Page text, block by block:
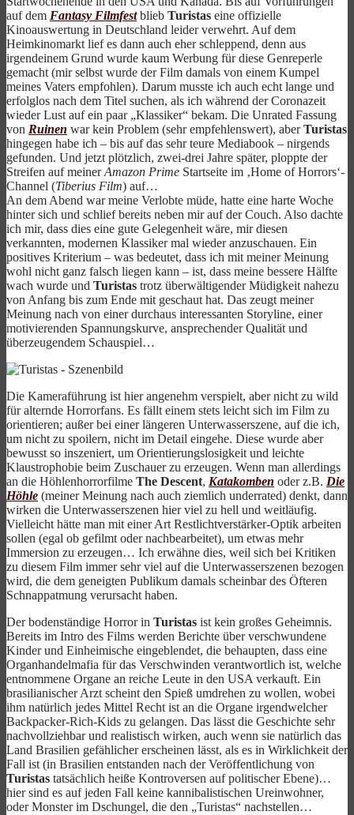
auf dem Fantasy Filmfestblieb Turistas eine offizielle
Kinoauswertung in Deutschland leider verwehrt. Auf dem
Heimkinomarkt lief es dann auch eher schleppend, denn aus
irgendeinem Grund wurde kaum Werbung für diese Genreperle
gemacht (mir selbst wurde der Film damals von einem Kumpel
meines Vaters empfohlen). Darum musste ich auch echt lange und
erfolglos nach dem Titel suchen, als ich während der Coronazeit
wieder Lust auf ein paar „Klassiker“ bekam. Die Unrated Fassung
von Ruinen war kein Problem (sehr empfehlenswert), aberTuristas
hingegen habe ich – bis auf das sehr teure Mediabook – nirgends
gefunden. Und jetzt plötzlich, zwei-drei Jahre später, ploppte der
Streifen auf meinerAmazon Prime Startseite im ‚Home of Horrors‘-
Channel (Tiberius Film) auf…
An dem Abend war meine Verlobte müde, hatte eine harte Woche
hinter sich und schlief bereits neben mir auf der Couch. Also dachte
ich mir, dass dies eine gute Gelegenheit wäre, mir diesen
verkannten, modernen Klassiker mal wieder anzuschauen. Ein
positives Kriterium – was bedeutet, dass ich mit meiner Meinung
wohl nicht ganz falsch liegen kann – ist, dass meine bessere Hälfte
wach wurde und Turistas trotz überwältigender Müdigkeit nahezu
von Anfang bis zum Ende mit geschaut hat. Das zeugt meiner
Meinung nach von einer durchaus interessanten Storyline, einer
motivierenden Spannungskurve, ansprechender Qualität und
überzeugendem Schauspiel…
Die Kameraführung ist hier angenehm verspielt, aber nicht zu wild
für alternde Horrorfans. Es fällt einem stets leicht sich im Film zu
orientieren; außer bei einer längeren Unterwasserszene, auf die ich,
um nicht zu spoilern, nicht im Detail eingehe. Diese wurde aber
bewusst so inszeniert, um Orientierungslosigkeit und leichte
Klaustrophobie beim Zuschauer zu erzeugen. Wenn man allerdings
an die Höhlenhorrorfilme The Descent, Katakomben oder z.B. Die
Höhle (meiner Meinung nach auch ziemlich underrated) denkt, dann
wirken die Unterwasserszenen hier viel zu hell und weitläufig.
Vielleicht hätte man mit einer Art Restlichtverstärker-Optik arbeiten
sollen (egal ob gefilmt oder nachbearbeitet), um etwas mehr
Immersion zu erzeugen… Ich erwähne dies, weil sich bei Kritiken
zu diesem Film immer sehr viel auf die Unterwasserszenen bezogen
wird, die dem geneigten Publikum damals scheinbar des Öfteren
Schnappatmung verursacht haben.
Der bodenständige Horror in Turistas ist kein großes Geheimnis.
Bereits im Intro des Films werden Berichte über verschwundene
Kinder und Einheimische eingeblendet, die behaupten, dass eine
Organhandelmafia für das Verschwinden verantwortlich ist, welche
entnommene Organe an reiche Leute in den USA verkauft. Ein
brasilianischer Arzt scheint den Spieß umdrehen zu wollen, wobei
ihm natürlich jedes Mittel Recht ist an die Organe irgendwelcher
Backpacker-Rich-Kids zu gelangen. Das lässt die Geschichte sehr
nachvollziehbar und realistisch wirken, auch wenn sie natürlich das
Land Brasilien gefählicher erscheinen lässt, als es in Wirklichkeit der
Fall ist (in Brasilien entstanden nach der Veröffentlichung von
Turistas tatsächlich heiße Kontroversen auf politischer Ebene)…
hier sind es auf jeden Fall keine kannibalistischen Ureinwohner,
oder Monster im Dschungel, die den „Turistas“ nachstellen…